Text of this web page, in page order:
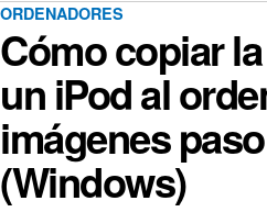
ORDENADORES
Cómo copiar
un iPod al
imágenes
(Windows)